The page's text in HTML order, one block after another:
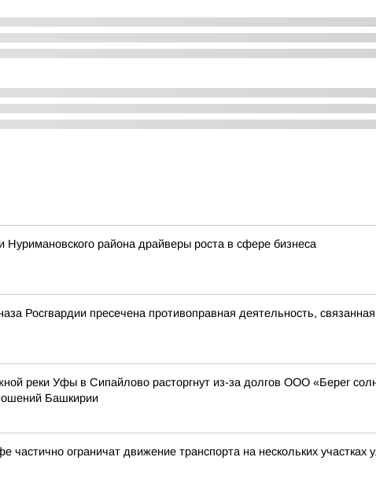
района драйверы роста в сфере бизнеса
Росгвардии пресечена противоправная деятельность,
реки Уфы в Сипайлово расторгнут из-за долгов ООО «Берег
Башкирии
частично ограничат движение транспорта на нескольких